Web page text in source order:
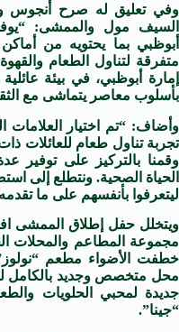
وفي تعليق له صرح أنجوس
السيف مول والممشى:
أبوظبي بما يحتويه من
متفرقة لتناول الطعام
إمارة أبوظبي، في بيئة
بأسلوب معاصر يتماشى مع
وأضاف: “تم اختيار العلامات
تجربة تناول طعام للعائلات
وقمنا بالتركيز على توفير
الحياة الصحية. ونتطلع إلى
ليتعرفوا بأنفسهم على ما
ويتخلل حفل إطلاق الممشى
مجموعة المطاعم والمحلات
خطفت الأضواء مطعم
محل متخصص وجديد بالكامل
جديدة لمحبي الحلويات
“جينا”.